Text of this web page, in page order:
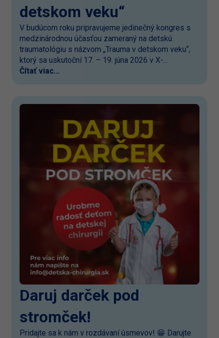
detskom veku“
V budúcom roku pripravujeme jedinečný kongres s
medzinárodnou účasťou zameraný na detskú
traumatológiu s názvom „Trauma v detskom veku“,
ktorý sa uskutoční 17. – 19. júna 2026 v X-...
Čítať viac...
Daruj darček pod
stromček!
Pridajte sa k nám v rozdávaní úsmevov! 😁 Darujte